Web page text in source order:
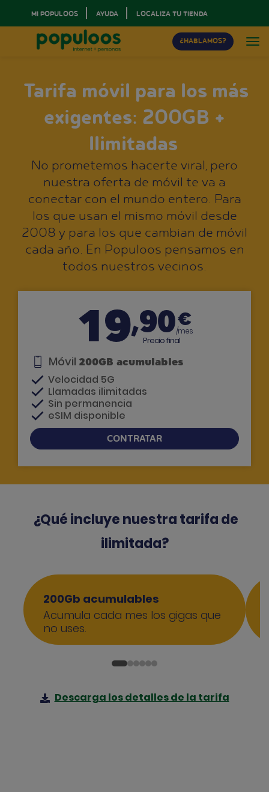
MI POPULOOS AYUDA LOCALIZA TU TIENDA
¿HABLAMOS?
Tarifa móvil para los más
exigentes: 200GB +
Ilimitadas
No prometemos hacerte viral, pero
nuestra oferta de móvil te va a
conectar con el mundo entero. Para
los que usan el mismo móvil desde
2008 y para los que cambian de móvil
cada año. En Populoos pensamos en
todos nuestros vecinos.
19,90€
/mes
Precio final
Móvil 200GB acumulables
Velocidad 5G
Llamadas ilimitadas
Sin permanencia
eSIM disponible
CONTRATAR
¿Qué incluye nuestra tarifa de
ilimitada?
200Gb acumulables
Acumula cada mes los gigas que
no uses.
Descarga los detalles de la tarifa